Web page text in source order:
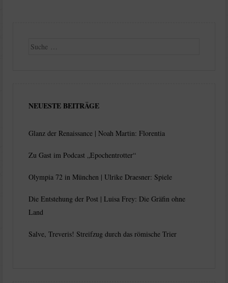
Suche
NEUESTE BEITRÄGE
Glanz der Renaissance | Noah Martin: Florentia
Zu Gast im Podcast „Epochentrotter“
Olympia 72 in München | Ulrike Draesner: Spiele
Die Entstehung der Post | Luisa Frey: Die Gräfin ohne
Land
Salve, Treveris! Streifzug durch das römische Trier